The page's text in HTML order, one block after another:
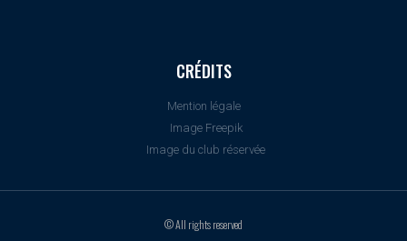
CRÉDITS
Mention légale
Image Freepik
Image du club réservée
© All rights reserved